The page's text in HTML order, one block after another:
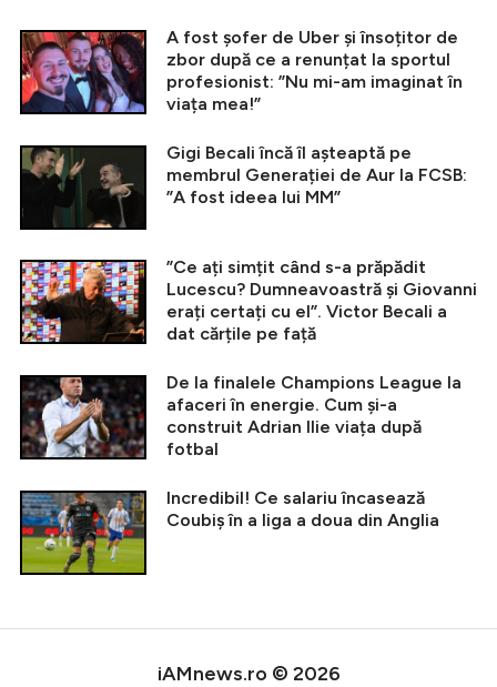
A fost șofer de Uber și însoțitor de
zbor după ce a renunțat la sportul
profesionist: ”Nu mi-am imaginat în
viața mea!”
Gigi Becali încă îl așteaptă pe
membrul Generației de Aur la FCSB:
”A fost ideea lui MM”
”Ce ați simțit când s-a prăpădit
Lucescu? Dumneavoastră și Giovanni
erați certați cu el”. Victor Becali a
dat cărțile pe față
De la finalele Champions League la
afaceri în energie. Cum și-a
construit Adrian Ilie viața după
fotbal
Incredibil! Ce salariu încasează
Coubiș în a liga a doua din Anglia
iAMnews.ro © 2026